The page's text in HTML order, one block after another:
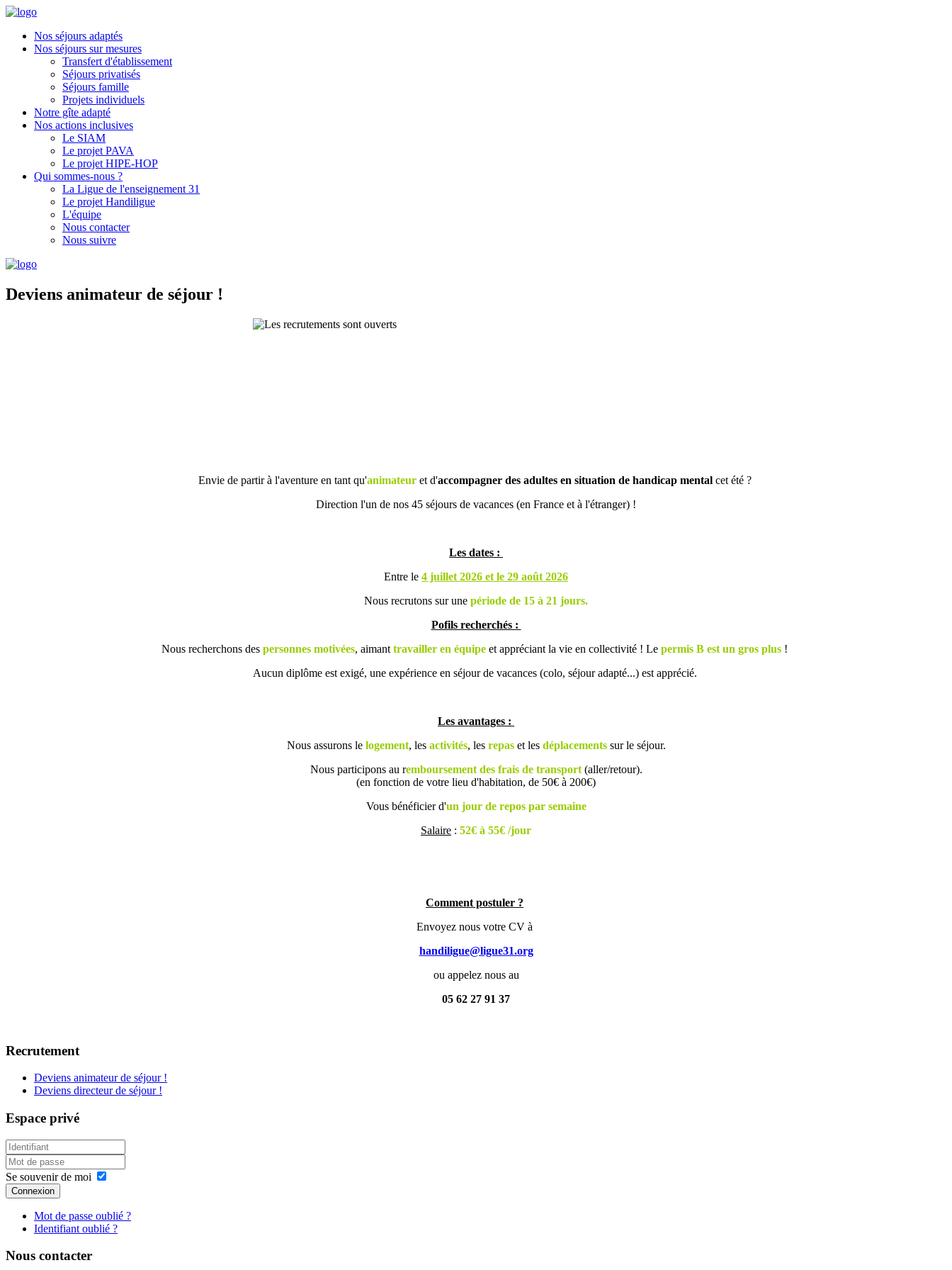
Nos séjours adaptés
Nos séjours sur mesures
Transfert d'établissement
Séjours privatisés
Séjours famille
Projets individuels
Notre gîte adapté
Nos actions inclusives
Le SIAM
Le projet PAVA
Le projet HIPE-HOP
Qui sommes-nous ?
La Ligue de l'enseignement 31
Le projet Handiligue
L'équipe
Nous contacter
Nous suivre
Deviens animateur de séjour !
Envie de partirà l'aventure en tant qu'animateuret d'accompagner des adultes en situation de handicap mentalcet été ?
Direction l'un de nos 45 séjours de vacances (en France et à l'étranger) !
Les dates :
Entre le 4 juillet 2026 et le 29 août 2026
Nous recrutons sur une période de 15 à 21 jours.
Pofils recherchés :
Nous recherchons des personnes motivées, aimant travailler en équipe et appréciant la vie en collectivité ! Le permis B est un gros plus !
Aucun diplôme est exigé, une expérience en séjour de vacances (colo, séjour adapté...) est apprécié.
Les avantages :
Nous assurons le logement, les activités, les repas et les déplacements sur le séjour.
Nous participons au remboursement des frais de transport(aller/retour).
(en fonction de votre lieu d'habitation, de 50€ à 200€)
Vous bénéficier d'un jour de repos par semaine
Salaire : 52€ à 55€ /jour
Comment postuler ?
Envoyez nous votre CV à
handiligue@ligue31.org
ou appelez nous au
05 62 27 91 37
Recrutement
Deviens animateur de séjour !
Deviens directeur de séjour !
Espace privé
Se souvenir de moi
Connexion
Mot de passe oublié ?
Identifiant oublié ?
Nous contacter